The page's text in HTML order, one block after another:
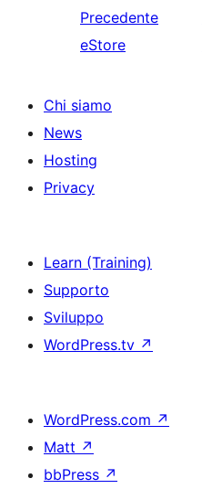
Precedente
eStore
Chi siamo
News
Hosting
Privacy
Learn (Training)
Supporto
Sviluppo
WordPress.tv ↗
WordPress.com ↗
Matt ↗
bbPress ↗